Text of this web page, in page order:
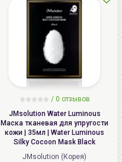
/ 0 отзывов
JMsolution Water Luminous
Маска тканевая для упругости
кожи | 35мл | Water Luminous
Silky Cocoon Mask Black
JMsolution (Корея)